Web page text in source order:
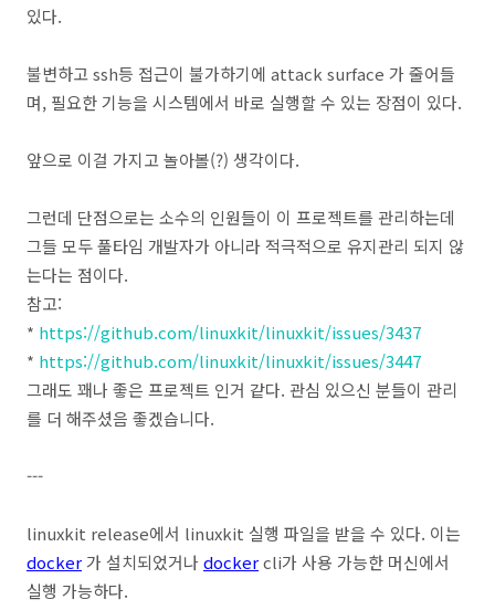
있다.
불변하고 ssh등 접근이 불가하기에 attack surface 가 줄어들
며, 필요한 기능을 시스템에서 바로 실행할 수 있는 장점이 있다.
앞으로 이걸 가지고 놀아볼(?) 생각이다.
그런데 단점으로는 소수의 인원들이 이 프로젝트를 관리하는데
그들 모두 풀타임 개발자가 아니라 적극적으로 유지관리 되지 않
는다는 점이다.
참고:
* https://github.com/linuxkit/linuxkit/issues/3437
* https://github.com/linuxkit/linuxkit/issues/3447
그래도 꽤나 좋은 프로젝트 인거 같다. 관심 있으신 분들이 관리
를 더 해주셨음 좋겠습니다.
---
linuxkit release에서 linuxkit 실행 파일을 받을 수 있다. 이는
docker가 설치되었거나 dockercli가 사용 가능한 머신에서
실행 가능하다.